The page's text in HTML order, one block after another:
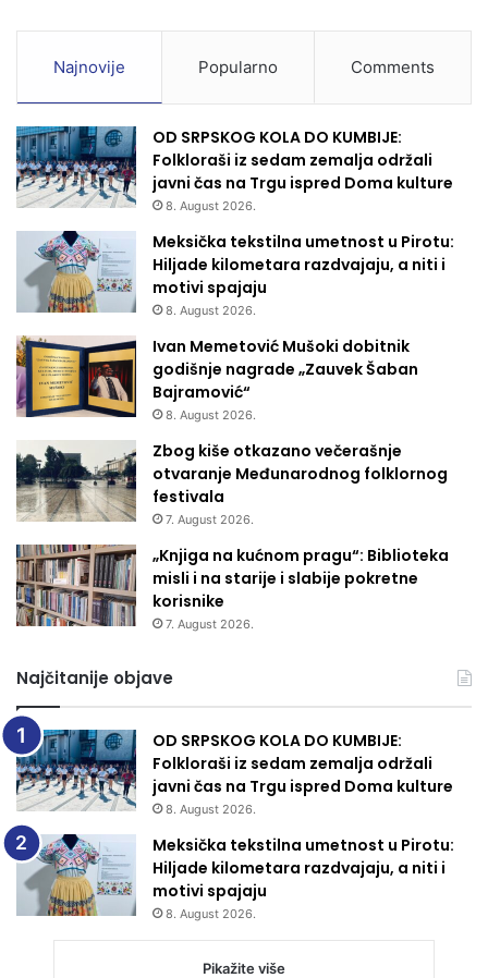
Najnovije Popularno Comments
OD SRPSKOG KOLA DO KUMBIJE:
Folkloraši iz sedam zemalja održali
javni čas na Trgu ispred Doma kulture
8. August 2026.
Meksička tekstilna umetnost u Pirotu:
Hiljade kilometara razdvajaju, a niti i
motivi spajaju
8. August 2026.
Ivan Memetović Mušoki dobitnik
godišnje nagrade „Zauvek Šaban
Bajramović“
8. August 2026.
Zbog kiše otkazano večerašnje
otvaranje Međunarodnog folklornog
festivala
7. August 2026.
„Knjiga na kućnom pragu“: Biblioteka
misli i na starije i slabije pokretne
korisnike
7. August 2026.
Najčitanije objave
OD SRPSKOG KOLA DO KUMBIJE:
Folkloraši iz sedam zemalja održali
javni čas na Trgu ispred Doma kulture
8. August 2026.
Meksička tekstilna umetnost u Pirotu:
Hiljade kilometara razdvajaju, a niti i
motivi spajaju
8. August 2026.
Pikažite više